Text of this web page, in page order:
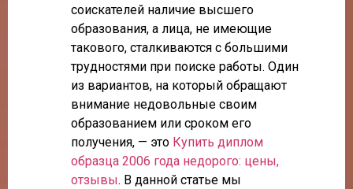
соискателей наличие высшего
образования, а лица, не имеющие
такового, сталкиваются с большими
трудностями при поиске работы. Один
из вариантов, на который обращают
внимание недовольные своим
образованием или сроком его
получения, — это Купить диплом
образца 2006 года недорого: цены,
отзывы. В данной статье мы